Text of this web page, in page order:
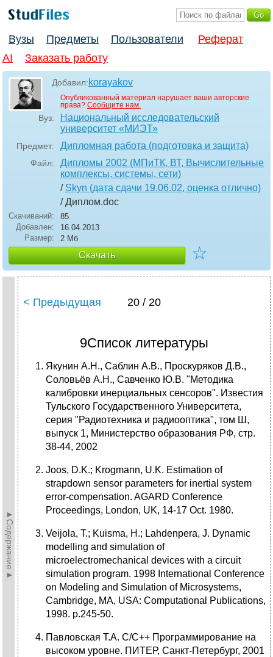
Вузы Предметы Пользователи
Реферат
AI
Заказать работу
Добавил:korayakov
Опубликованный материал нарушает ваши авторские
права? Сообщите нам.
Вуз:
Национальный исследовательский
университет «МИЭТ»
Предмет: Дипломная работа (подготовка и защита)
Файл:
Дипломы 2002 (МПиТК, ВТ, Вычислительные
комплексы, системы, сети)
/ Skyn (дата сдачи 19.06.02, оценка отлично)
/ Диплом.doc
Скачиваний:
85
Добавлен:
16.04.2013
Размер:
2 Мб
Скачать ☆
►Содержание►
< Предыдущая 20 / 20
9Список литературы
Якунин А.Н., Саблин А.В., Проскуряков Д.В.,
Соловьёв А.Н., Савченко Ю.В. "Методика
калибровки инерциальных сенсоров". Известия
Тульского Государственного Университета,
серия "Радиотехника и радиооптика", том Ш,
выпуск 1, Министерство образования РФ, стр.
38-44, 2002
Joos, D.K.; Krogmann, U.K. Estimation of
strapdown sensor parameters for inertial system
error-compensation. AGARD Conference
Proceedings, London, UK, 14-17 Oct. 1980.
Veijola, T.; Kuisma, H.; Lahdenpera, J. Dynamic
modelling and simulation of
microelectromechanical devices with a circuit
simulation program. 1998 International Conference
on Modeling and Simulation of Microsystems,
Cambridge, MA, USA: Computational Publications,
1998. p.245-50.
Павловская Т.А. C/C++ Программирование на
высоком уровне. ПИТЕР, Санкт-Петербург, 2001